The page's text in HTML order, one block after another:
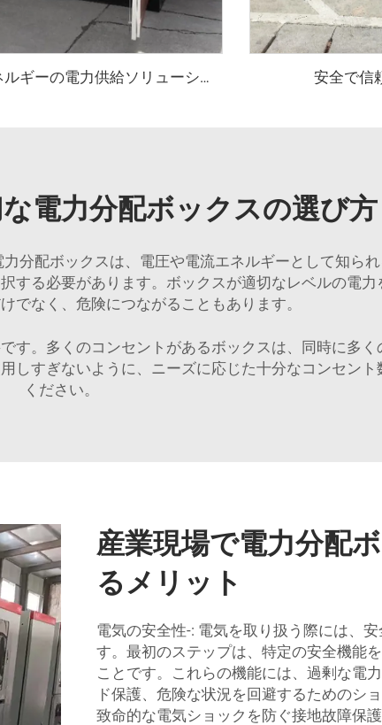
効率的で省エネルギーの電力供給ソリューション 安全で信
電力分配ボックスの選び方
分配ボックスは、電圧や電流エネルギーとして知ら
する必要があります。ボックスが適切なレベルの電
でなく、危険につながることもあります。
す。多くのコンセントがあるボックスは、同時に多
しすぎないように、ニーズに応じた十分なコンセン
ください。
産業現場で電力分配
るメリット
電気の安全性-: 電気を取り扱う際には、
す。最初のステップは、特定の安全機能
ことです。これらの機能には、過剰な電
ド保護、危険な状況を回避するためのシ
致命的な電気ショックを防ぐ接地故障保